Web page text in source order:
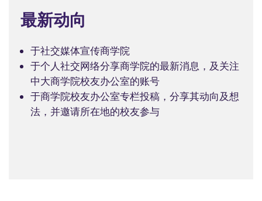
最新动向
于社交媒体宣传商学院
于个人社交网络分享商学院的最新消息，及关注
中大商学院校友办公室的账号
于商学院校友办公室专栏投稿，分享其动向及想
法，并邀请所在地的校友参与